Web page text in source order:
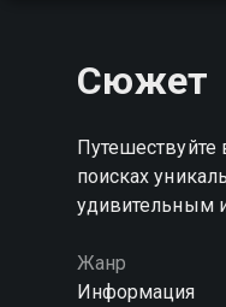
Сюжет
поисках
удивительным
Жанр
Информация